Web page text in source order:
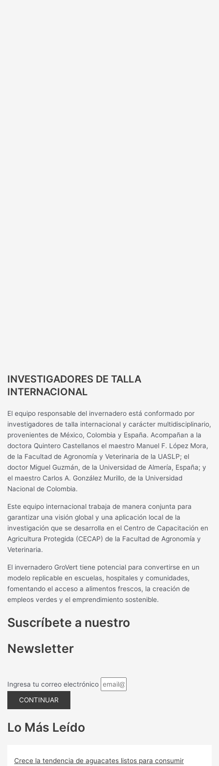
INVESTIGADORES DE TALLA
INTERNACIONAL
El equipo responsable del invernadero está conformado por
investigadores de talla internacional y carácter multidisciplinario,
provenientes de México, Colombia y España. Acompañan a la
doctora Quintero Castellanos el maestro Manuel F. López Mora,
de la Facultad de Agronomía y Veterinaria de la UASLP; el
doctor Miguel Guzmán, de la Universidad de Almería, España; y
el maestro Carlos A. González Murillo, de la Universidad
Nacional de Colombia.
Este equipo internacional trabaja de manera conjunta para
garantizar una visión global y una aplicación local de la
investigación que se desarrolla en el Centro de Capacitación en
Agricultura Protegida (CECAP) de la Facultad de Agronomía y
Veterinaria.
El invernadero GroVert tiene potencial para convertirse en un
modelo replicable en escuelas, hospitales y comunidades,
fomentando el acceso a alimentos frescos, la creación de
empleos verdes y el emprendimiento sostenible.
Suscríbete a nuestro
Newsletter
Ingresa tu correo electrónico
CONTINUAR
Lo Más Leído
Crece la tendencia de aguacates listos para consumir